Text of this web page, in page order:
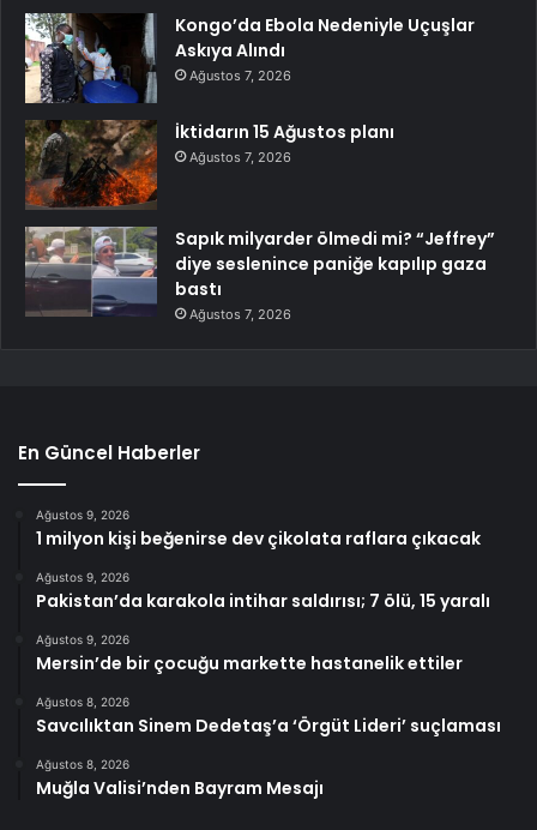
Kongo’da Ebola Nedeniyle Uçuşlar
Askıya Alındı
Ağustos 7, 2026
İktidarın 15 Ağustos planı
Ağustos 7, 2026
Sapık milyarder ölmedi mi? “Jeffrey”
diye seslenince paniğe kapılıp gaza
bastı
Ağustos 7, 2026
En Güncel Haberler
Ağustos 9, 2026
1 milyon kişi beğenirse dev çikolata raflara çıkacak
Ağustos 9, 2026
Pakistan’da karakola intihar saldırısı; 7 ölü, 15 yaralı
Ağustos 9, 2026
Mersin’de bir çocuğu markette hastanelik ettiler
Ağustos 8, 2026
Savcılıktan Sinem Dedetaş’a ‘Örgüt Lideri’ suçlaması
Ağustos 8, 2026
Muğla Valisi’nden Bayram Mesajı